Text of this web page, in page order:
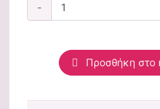
-
Προσθήκη στο